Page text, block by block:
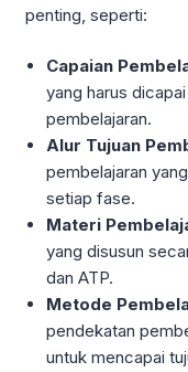
penting, seperti:
Capaian
yang harus
pembelajaran.
Alur Tujuan
pembelajaran
setiap fase.
Materi
yang disusun
dan ATP.
Metode
pendekatan
untuk mencapai